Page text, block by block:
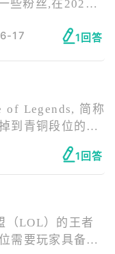
些粉丝,在2020
17 1回答
of Legends, 简称
到青铜段位的。
位是通过打星
晋级，如果胜场
位的玩家如果表
白银4掉到青铜
够的能量条。
1回答
（LOL）的王者
需要玩家具备极